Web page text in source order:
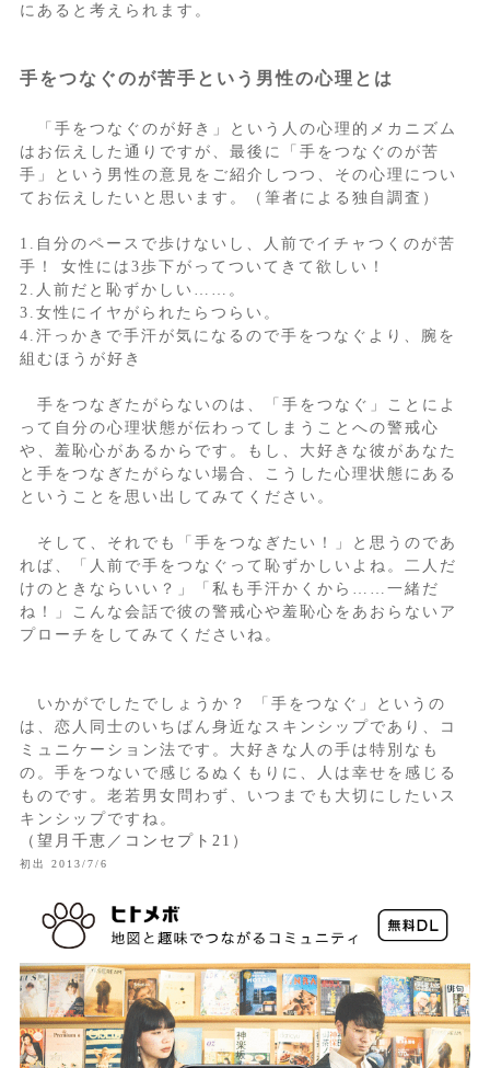
にあると考えられます。
手をつなぐのが苦手という男性の心理とは
「手をつなぐのが好き」という人の心理的メカニズム
はお伝えした通りですが、最後に「手をつなぐのが苦
手」という男性の意見をご紹介しつつ、その心理につい
てお伝えしたいと思います。（筆者による独自調査）
1.自分のペースで歩けないし、人前でイチャつくのが苦
手！ 女性には3歩下がってついてきて欲しい！
2.人前だと恥ずかしい……。
3.女性にイヤがられたらつらい。
4.汗っかきで手汗が気になるので手をつなぐより、腕を
組むほうが好き
手をつなぎたがらないのは、「手をつなぐ」ことによ
って自分の心理状態が伝わってしまうことへの警戒心
や、羞恥心があるからです。もし、大好きな彼があなた
と手をつなぎたがらない場合、こうした心理状態にある
ということを思い出してみてください。
そして、それでも「手をつなぎたい！」と思うのであ
れば、「人前で手をつなぐって恥ずかしいよね。二人だ
けのときならいい？」「私も手汗かくから……一緒だ
ね！」こんな会話で彼の警戒心や羞恥心をあおらないア
プローチをしてみてくださいね。
いかがでしたでしょうか？ 「手をつなぐ」というの
は、恋人同士のいちばん身近なスキンシップであり、コ
ミュニケーション法です。大好きな人の手は特別なも
の。手をつないで感じるぬくもりに、人は幸せを感じる
ものです。老若男女問わず、いつまでも大切にしたいス
キンシップですね。
（望月千恵／コンセプト21）
初出 2013/7/6